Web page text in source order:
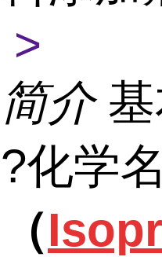
>
简介
?化学
（